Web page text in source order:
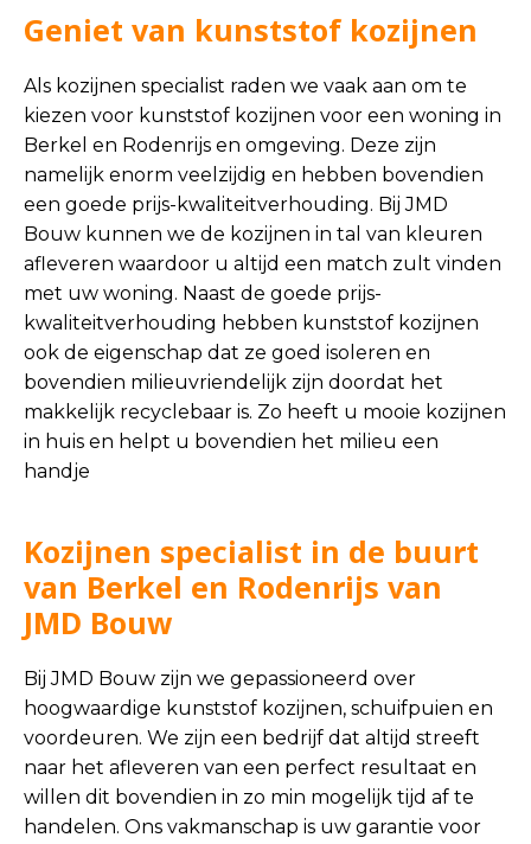
Geniet van kunststof kozijnen
Als kozijnen specialist raden we vaak aan om te
kiezen voor kunststof kozijnen voor een woning in
Berkel en Rodenrijs en omgeving. Deze zijn
namelijk enorm veelzijdig en hebben bovendien
een goede prijs-kwaliteitverhouding. Bij JMD
Bouw kunnen we de kozijnen in tal van kleuren
afleveren waardoor u altijd een match zult vinden
met uw woning. Naast de goede prijs-
kwaliteitverhouding hebben kunststof kozijnen
ook de eigenschap dat ze goed isoleren en
bovendien milieuvriendelijk zijn doordat het
makkelijk recyclebaar is. Zo heeft u mooie kozijnen
in huis en helpt u bovendien het milieu een
handje
Kozijnen specialist in de buurt
van Berkel en Rodenrijs van
JMD Bouw
Bij JMD Bouw zijn we gepassioneerd over
hoogwaardige kunststof kozijnen, schuifpuien en
voordeuren. We zijn een bedrijf dat altijd streeft
naar het afleveren van een perfect resultaat en
willen dit bovendien in zo min mogelijk tijd af te
handelen. Ons vakmanschap is uw garantie voor